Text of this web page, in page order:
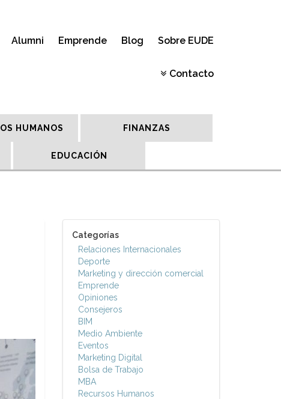
Alumni Emprende Blog Sobre EUDE
Contacto
HUMANOS FINANZAS
EDUCACIÓN
Categorías
Relaciones Internacionales
Deporte
Marketing y dirección comercial
Emprende
Opiniones
Consejeros
BIM
Medio Ambiente
Eventos
Marketing Digital
Bolsa de Trabajo
MBA
Recursos Humanos